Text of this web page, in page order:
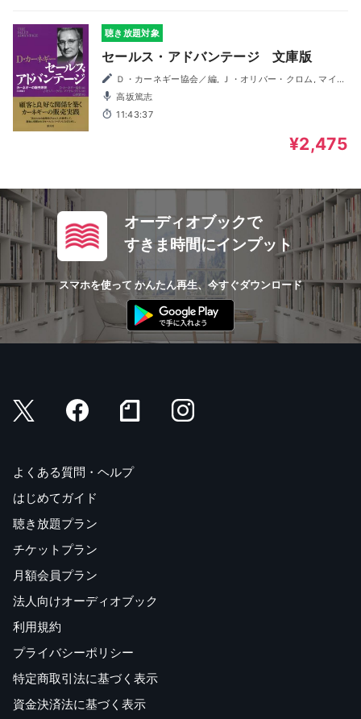
聴き放題対象
セールス・アドバンテージ 文庫版
ル・クロム, 山本望／訳
高坂篤志
11:43:37
¥2,475
オーディオブックで
すきま時間にインプット
スマホを使って かんたん再生、今すぐダウンロード
よくある質問・ヘルプ
はじめてガイド
聴き放題プラン
チケットプラン
月額会員プラン
法人向けオーディオブック
利用規約
プライバシーポリシー
特定商取引法に基づく表示
資金決済法に基づく表示